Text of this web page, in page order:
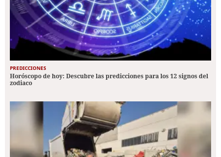
PREDICCIONES
Horóscopo de hoy: Descubre las predicciones para los 12 signos del
zodiaco